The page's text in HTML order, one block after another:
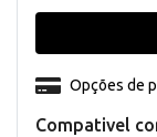
Compativel
Opções de